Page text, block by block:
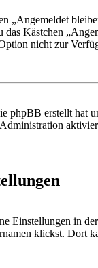
„Angemeldet
Kästchen
nicht zur
phpBB erstellt hat
Einstellungen in
klickst. Dort